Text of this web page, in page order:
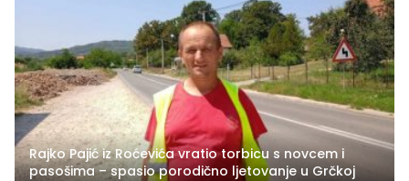
Rajko Pajić iz Roćevića vratio torbicu s novcem i
pasošima – spasio porodično ljetovanje u Grčkoj